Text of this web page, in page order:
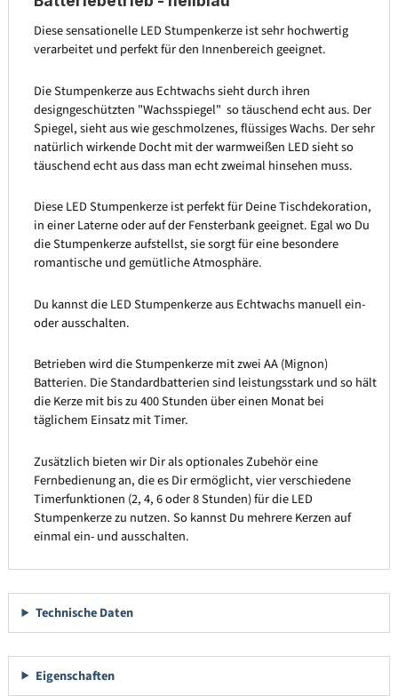
Diese sensationelle LED Stumpenkerze ist sehr hochwertig
verarbeitet und perfekt für den Innenbereich geeignet.
Die Stumpenkerze aus Echtwachs sieht durch ihren
designgeschützten "Wachsspiegel" so täuschend echt aus. Der
Spiegel, sieht aus wie geschmolzenes, flüssiges Wachs. Der sehr
natürlich wirkende Docht mit der warmweißen LED sieht so
täuschend echt aus dass man echt zweimal hinsehen muss.
Diese LED Stumpenkerze ist perfekt für Deine Tischdekoration,
in einer Laterne oder auf der Fensterbank geeignet. Egal wo Du
die Stumpenkerze aufstellst, sie sorgt für eine besondere
romantische und gemütliche Atmosphäre.
Du kannst die LED Stumpenkerze aus Echtwachs manuell ein-
oder ausschalten.
Betrieben wird die Stumpenkerze mit zwei AA (Mignon)
Batterien. Die Standardbatterien sind leistungsstark und so hält
die Kerze mit bis zu 400 Stunden über einen Monat bei
täglichem Einsatz mit Timer.
Zusätzlich bieten wir Dir als optionales Zubehör eine
Fernbedienung an, die es Dir ermöglicht, vier verschiedene
Timerfunktionen (2, 4, 6 oder 8 Stunden) für die LED
Stumpenkerze zu nutzen. So kannst Du mehrere Kerzen auf
einmal ein- und ausschalten.
Technische Daten
Eigenschaften